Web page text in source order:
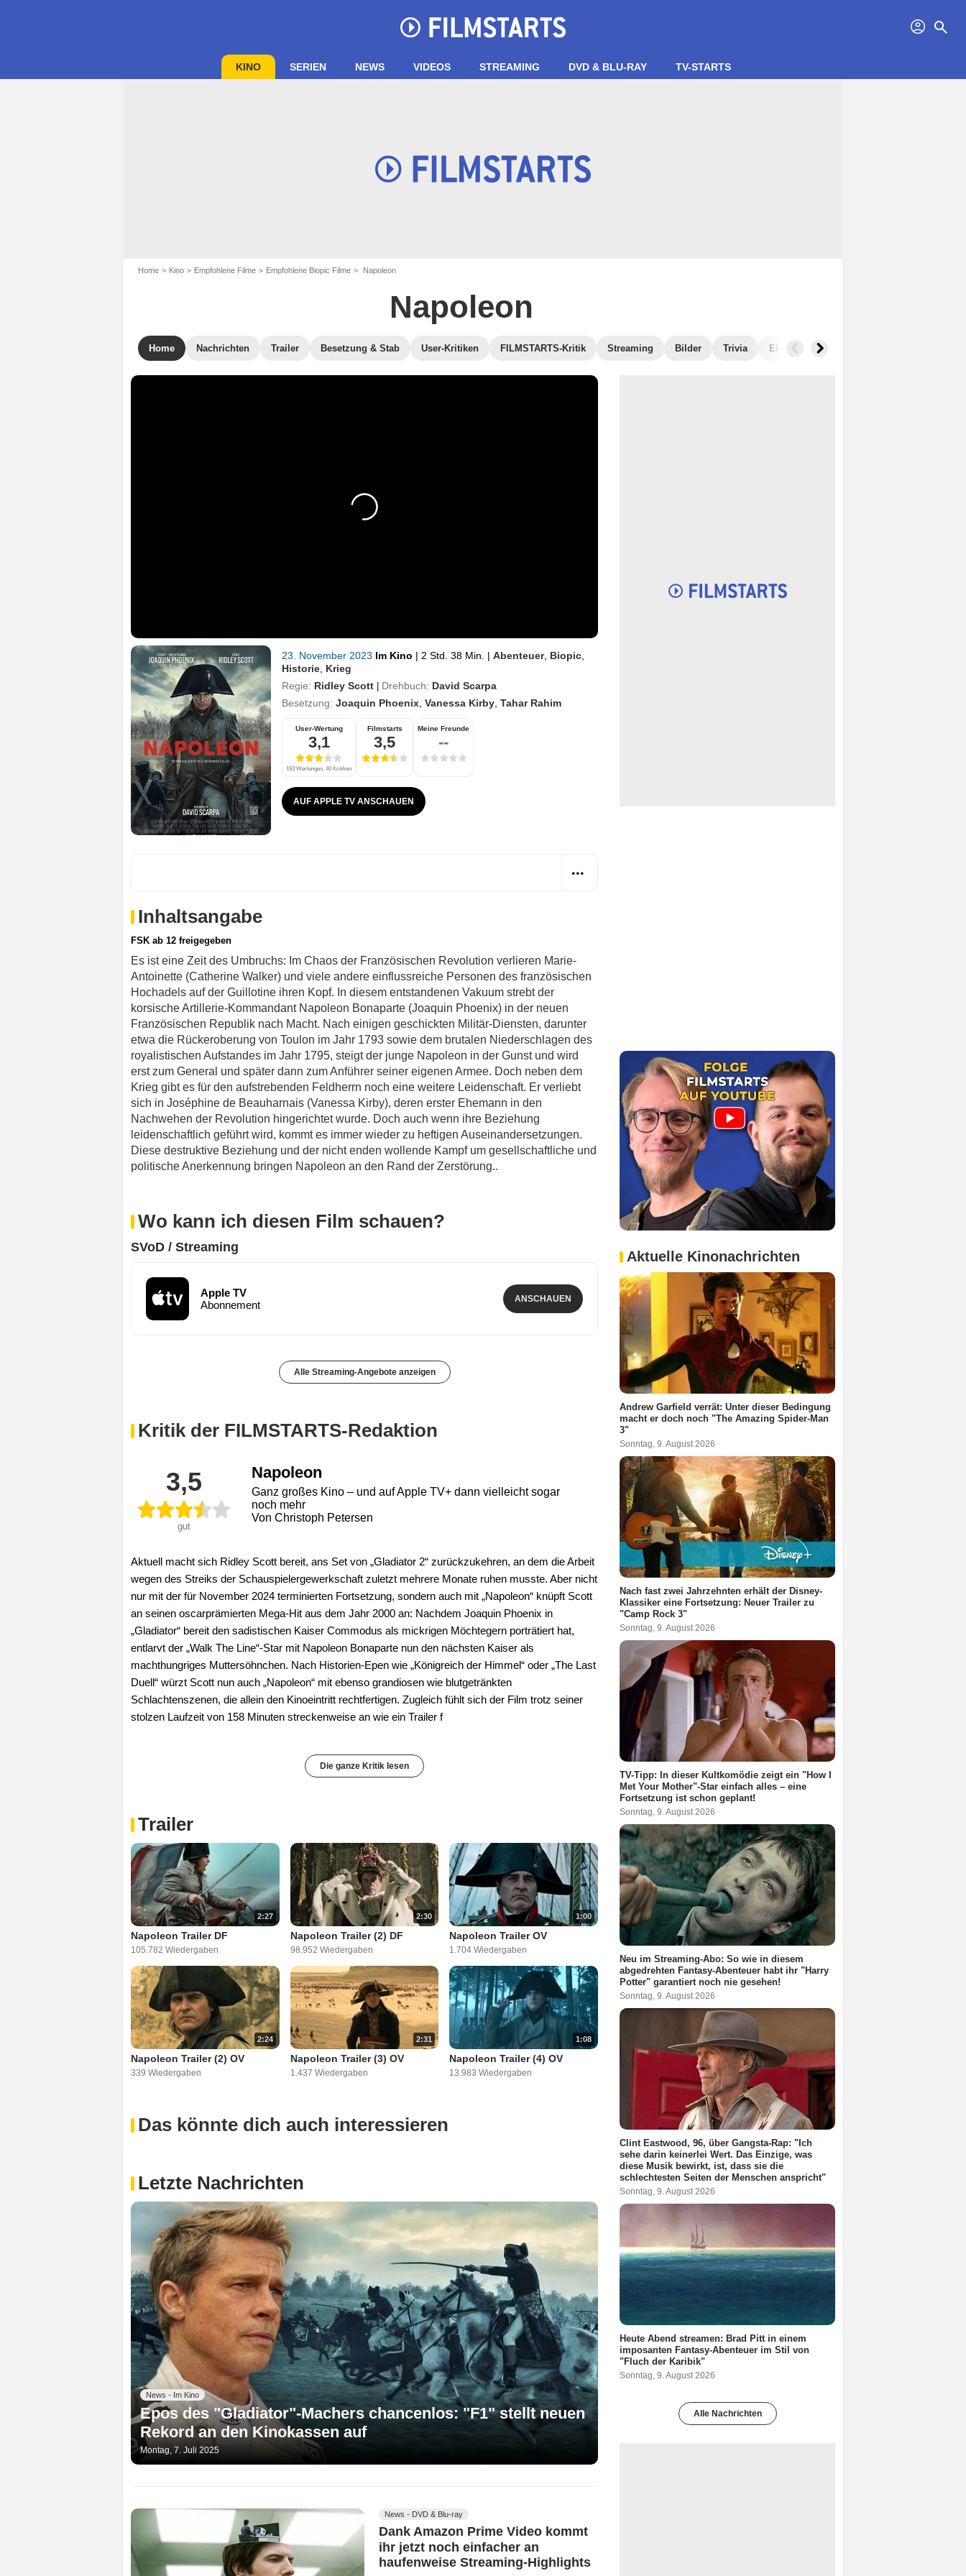
profil search
KINO SERIEN NEWS VIDEOS STREAMING DVD & BLU-RAY TV-STARTS
Home Kino Empfohlene Filme Empfohlene Biopic Filme Napoleon
Napoleon
Home Nachrichten Trailer Besetzung & Stab User-Kritiken FILMSTARTS-Kritik Streaming Bilder Trivia Einspielergebnis
23. November 2023 Im Kino | 2 Std. 38 Min. | Abenteuer, Biopic
Historie Krieg
Regie: Ridley Scott | Drehbuch: David Scarpa
Besetzung: Joaquin Phoenix Vanessa Kirby Tahar Rahim
User-Wertung
3,1
193 Wertungen, 40 Kritiken
Filmstarts
3,5
Meine Freunde
--
AUF APPLE TV ANSCHAUEN
Inhaltsangabe
FSK ab 12 freigegeben
Es ist eine Zeit des Umbruchs: Im Chaos der Französischen Revolution verlieren Marie-
Antoinette (Catherine Walker) und viele andere einflussreiche Personen des französischen
Hochadels auf der Guillotine ihren Kopf. In diesem entstandenen Vakuum strebt der
korsische Artillerie-Kommandant Napoleon Bonaparte (Joaquin Phoenix) in der neuen
Französischen Republik nach Macht. Nach einigen geschickten Militär-Diensten, darunter
etwa die Rückeroberung von Toulon im Jahr 1793 sowie dem brutalen Niederschlagen des
royalistischen Aufstandes im Jahr 1795, steigt der junge Napoleon in der Gunst und wird
erst zum General und später dann zum Anführer seiner eigenen Armee. Doch neben dem
Krieg gibt es für den aufstrebenden Feldherrn noch eine weitere Leidenschaft. Er verliebt
sich in Joséphine de Beauharnais (Vanessa Kirby), deren erster Ehemann in den
Nachwehen der Revolution hingerichtet wurde. Doch auch wenn ihre Beziehung
leidenschaftlich geführt wird, kommt es immer wieder zu heftigen Auseinandersetzungen.
Diese destruktive Beziehung und der nicht enden wollende Kampf um gesellschaftliche und
politische Anerkennung bringen Napoleon an den Rand der Zerstörung..
Wo kann ich diesen Film schauen?
SVoD / Streaming
Apple TV
Abonnement
ANSCHAUEN
Alle Streaming-Angebote anzeigen
Kritik der FILMSTARTS-Redaktion
3,5
gut
Napoleon
Ganz großes Kino – und auf Apple TV+ dann vielleicht sogar
noch mehr
Von Christoph Petersen
Aktuell macht sich Ridley Scott bereit, ans Set von „Gladiator 2“ zurückzukehren, an dem die Arbeit
wegen des Streiks der Schauspielergewerkschaft zuletzt mehrere Monate ruhen musste. Aber nicht
nur mit der für November 2024 terminierten Fortsetzung, sondern auch mit „Napoleon“ knüpft Scott
an seinen oscarprämierten Mega-Hit aus dem Jahr 2000 an: Nachdem Joaquin Phoenix in
„Gladiator“ bereit den sadistischen Kaiser Commodus als mickrigen Möchtegern porträtiert hat,
entlarvt der „Walk The Line“-Star mit Napoleon Bonaparte nun den nächsten Kaiser als
machthungriges Muttersöhnchen. Nach Historien-Epen wie „Königreich der Himmel“ oder „The Last
Duell“ würzt Scott nun auch „Napoleon“ mit ebenso grandiosen wie blutgetränkten
Schlachtenszenen, die allein den Kinoeintritt rechtfertigen. Zugleich fühlt sich der Film trotz seiner
stolzen Laufzeit von 158 Minuten streckenweise an wie ein Trailer f
Die ganze Kritik lesen
Trailer
2:27
Napoleon Trailer DF
105.782 Wiedergaben
2:30
Napoleon Trailer (2) DF
98.952 Wiedergaben
1:00
Napoleon Trailer OV
1.704 Wiedergaben
2:24
Napoleon Trailer (2) OV
339 Wiedergaben
2:31
Napoleon Trailer (3) OV
1.437 Wiedergaben
1:08
Napoleon Trailer (4) OV
13.983 Wiedergaben
Das könnte dich auch interessieren
Letzte Nachrichten
News - Im Kino
Epos des "Gladiator"-Machers chancenlos: "F1" stellt neuen
Rekord an den Kinokassen auf
Montag, 7. Juli 2025
News - DVD & Blu-ray
Dank Amazon Prime Video kommt
ihr jetzt noch einfacher an
haufenweise Streaming-Highlights
Aktuelle Kinonachrichten
Andrew Garfield verrät: Unter dieser Bedingung
macht er doch noch "The Amazing Spider-Man
3"
Sonntag, 9. August 2026
Nach fast zwei Jahrzehnten erhält der Disney-
Klassiker eine Fortsetzung: Neuer Trailer zu
"Camp Rock 3"
Sonntag, 9. August 2026
TV-Tipp: In dieser Kultkomödie zeigt ein "How I
Met Your Mother"-Star einfach alles – eine
Fortsetzung ist schon geplant!
Sonntag, 9. August 2026
Neu im Streaming-Abo: So wie in diesem
abgedrehten Fantasy-Abenteuer habt ihr "Harry
Potter" garantiert noch nie gesehen!
Sonntag, 9. August 2026
Clint Eastwood, 96, über Gangsta-Rap: "Ich
sehe darin keinerlei Wert. Das Einzige, was
diese Musik bewirkt, ist, dass sie die
schlechtesten Seiten der Menschen anspricht"
Sonntag, 9. August 2026
Heute Abend streamen: Brad Pitt in einem
imposanten Fantasy-Abenteuer im Stil von
"Fluch der Karibik"
Sonntag, 9. August 2026
Alle Nachrichten